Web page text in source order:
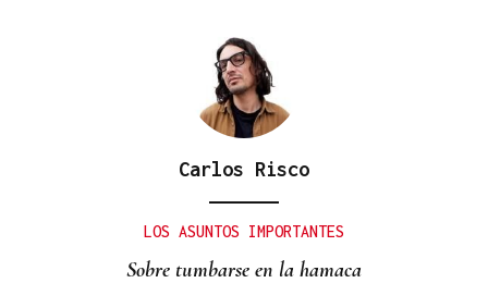
Carlos Risco
LOS ASUNTOS IMPORTANTES
Sobre tumbarse en la hamaca